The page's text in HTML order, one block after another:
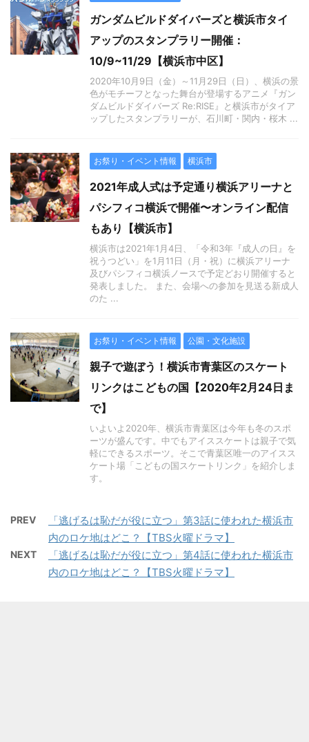
ガンダムビルドダイバーズと横浜市タイ
アップのスタンプラリー開催：
10/9~11/29【横浜市中区】
2020年10月9日（金）～11月29日（日）、横浜の景
色がモチーフとなった舞台が登場するアニメ『ガン
ダムビルドダイバーズ Re:RISE』と横浜市がタイア
ップしたスタンプラリーが、石川町・関内・桜木 ...
お祭り・イベント情報 横浜市
2021年成人式は予定通り横浜アリーナと
パシフィコ横浜で開催〜オンライン配信
もあり【横浜市】
横浜市は2021年1月4日、「令和3年『成人の日』を
祝うつどい」を1月11日（月・祝）に横浜アリーナ
及びパシフィコ横浜ノースで予定どおり開催すると
発表しました。 また、会場への参加を見送る新成人
のた ...
お祭り・イベント情報 公園・文化施設
親子で遊ぼう！横浜市青葉区のスケート
リンクはこどもの国【2020年2月24日ま
で】
いよいよ2020年、横浜市青葉区は今年も冬のスポ
ーツが盛んです。中でもアイススケートは親子で気
軽にできるスポーツ。そこで青葉区唯一のアイスス
ケート場「こどもの国スケートリンク」を紹介しま
す。
PREV
「逃げるは恥だが役に立つ」第3話に使われた横浜市
内のロケ地はどこ？【TBS火曜ドラマ】
NEXT
「逃げるは恥だが役に立つ」第4話に使われた横浜市
内のロケ地はどこ？【TBS火曜ドラマ】